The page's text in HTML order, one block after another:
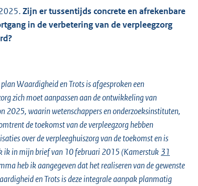
Zijn er tussentijds concrete en afrekenbare
in de verbetering van de verpleegzorg
Waardigheid en Trots is afgesproken een
zich moet aanpassen aan de ontwikkeling van
2025, waarin wetenschappers en onderzoeksinstituten,
de toekomst van de verpleegzorg hebben
over de verpleeghuiszorg van de toekomst en is
ik in mijn brief van 10 februari 2015 (Kamerstuk 31
heb ik aangegeven dat het realiseren van de gewenste
en Trots is deze integrale aanpak planmatig